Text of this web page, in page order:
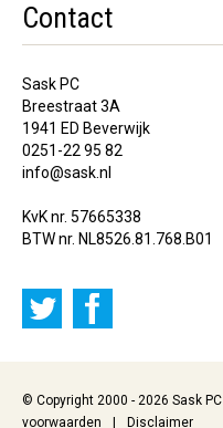
Contact
Sask PC
Breestraat 3A
1941 ED Beverwijk
0251-22 95 82
info@sask.nl
KvK nr. 57665338
BTW nr. NL8526.81.768.B01
© Copyright 2000 - 2026 Sask PC
voorwaarden
Disclaimer